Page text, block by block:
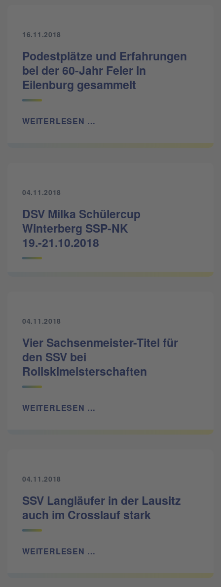
16.11.2018
Podestplätze und Erfahrungen
bei der 60-Jahr Feier in
Eilenburg gesammelt
WEITERLESEN …
04.11.2018
DSV Milka Schülercup
Winterberg SSP-NK
19.-21.10.2018
04.11.2018
Vier Sachsenmeister-Titel für
den SSV bei
Rollskimeisterschaften
WEITERLESEN …
04.11.2018
SSV Langläufer in der Lausitz
auch im Crosslauf stark
WEITERLESEN …